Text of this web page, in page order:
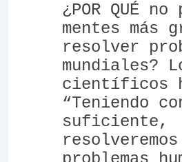
¿POR QUÉ
mentes más
resolver
mundiales?
científicos
“Teniendo
suficiente,